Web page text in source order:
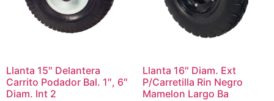
Llanta 15″ Delantera
Carrito Podador Bal. 1″, 6″
Diam. Int 2
Llanta 16″ Diam. Ext
P/Carretilla Rin Negro
Mamelon Largo Ba